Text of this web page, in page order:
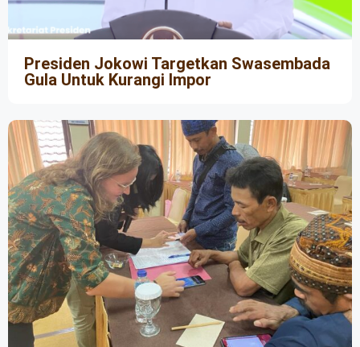
Presiden Jokowi Targetkan Swasembada
Gula Untuk Kurangi Impor